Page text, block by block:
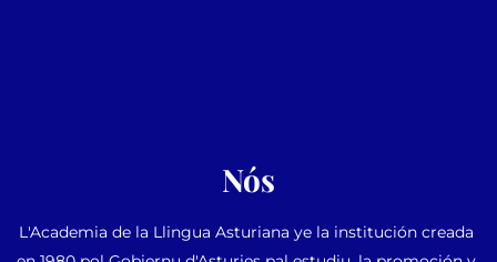
Nós
L'Academia de la Llingua Asturiana ye la institución creada